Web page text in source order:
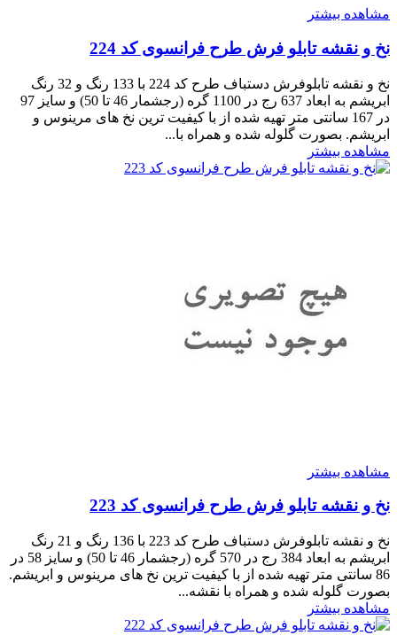
مشاهده بیشتر
نخ و نقشه تابلو فرش طرح فرانسوی کد 224
نخ و نقشه تابلوفرش دستباف طرح کد 224 با 133 رنگ و 32 رنگ
ابریشم به ابعاد 637 رج در 1100 گره (رجشمار 46 تا 50) و سایز 97
در 167 سانتی متر تهیه شده از با کیفیت ترین نخ های مرینوس و
ابریشم. بصورت گلوله شده و همراه با...
مشاهده بیشتر
مشاهده بیشتر
نخ و نقشه تابلو فرش طرح فرانسوی کد 223
نخ و نقشه تابلوفرش دستباف طرح کد 223 با 136 رنگ و 21 رنگ
ابریشم به ابعاد 384 رج در 570 گره (رجشمار 46 تا 50) و سایز 58 در
86 سانتی متر تهیه شده از با کیفیت ترین نخ های مرینوس و ابریشم.
بصورت گلوله شده و همراه با نقشه...
مشاهده بیشتر